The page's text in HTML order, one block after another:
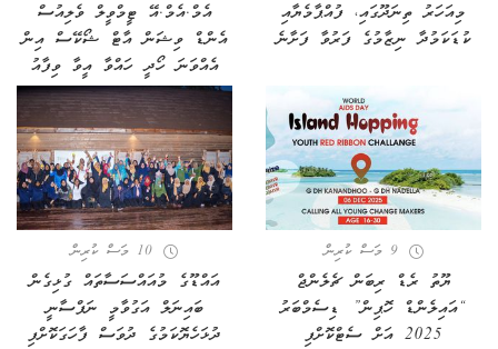
މިއަހަރު ތިނަދޫގައި، ފުއްޕާމެޔާއި
ކުޑަކަމުދާ ނިޒާމުގެ ފަރުވާ ފަށާނެ
އެމް.އެމް.އޭ ޓީމްވީލް ވެލިއުސް
އެންޑް ވިޝަން އާޓް ޝޯކޭސް އިން
އެއްވަނަ ހޯދީ ހައްވާ އީވާ ވިފާއު
9 މަސް ކުރިން
ޔޫތު ރެޑް ރިބަން ޗެލެންޖް
“އައިލެންޑް ހޮޕިން” ޑިސެމްބަރު
2025 އަށް ސެޓްކޮށްފި
10 މަސް ކުރިން
އައްޑޫގެ މުއައްސަސާތައް ގުޅިގެން
ބައިނަލް އަގުވާމީ ނަފްސާނީ
ދުޅަހެޔޮކަމުގެ ދުވަސް ފާހަގަކޮށްފި